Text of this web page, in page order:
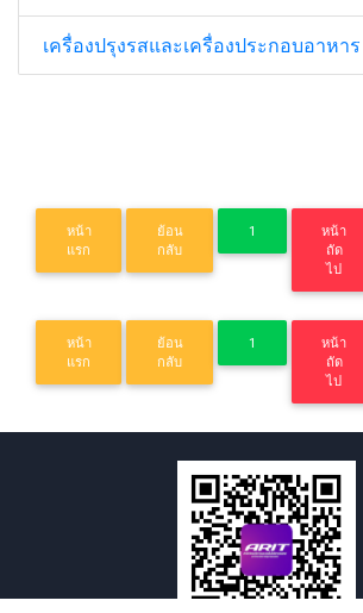
เครื่องปรุงรสและเครื่องประกอบอาหาร
หน้า
แรก
ย้อน
กลับ
1
หน้า
ถัด
ไป
หน้า
แรก
ย้อน
กลับ
1
หน้า
ถัด
ไป